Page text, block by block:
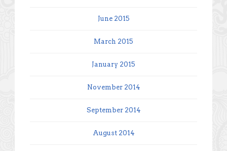
June 2015
March 2015
January 2015
November 2014
September 2014
August 2014